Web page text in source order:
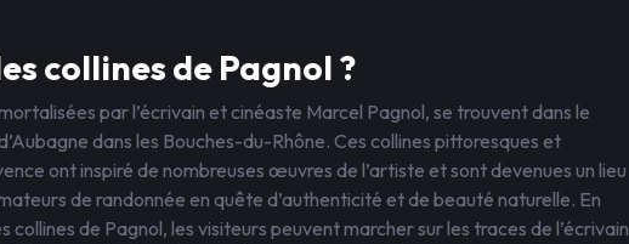
collines de Pagnol ?
par l’écrivain et cinéaste Marcel Pagnol, se trouvent dans le
dans les Bouches-du-Rhône. Ces collines pittoresques et
ont inspiré de nombreuses œuvres de l’artiste et sont devenues un lieu
de randonnée en quête d’authenticité et de beauté naturelle. En
collines de Pagnol, les visiteurs peuvent marcher sur les traces de l’écrivain